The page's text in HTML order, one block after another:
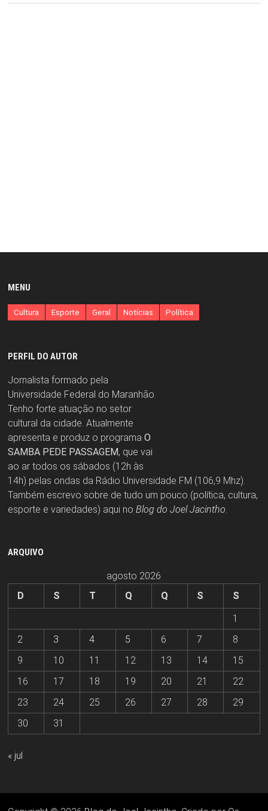
MENU
Cultura Esporte Geral Notícias Política
PERFIL DO AUTOR
Jornalista formado pela
Universidade Federal do Maranhão.
Tenho forte atuação no setor
cultural da cidade. Atualmente
apresenta e produz o programa O
SAMBA PEDE PASSAGEM, que vai
ao ar todos os sábados (12h às
14h) pelas ondas da Rádio Universidade FM (106,9 Mhz).
Também escrevo sobre de tudo um pouco (política, cultura,
esporte e variedades) aqui no Blog do Joel Jacintho
ARQUIVO
agosto 2026
D
S T Q Q S
S
1
2
3 4 5 6 7
8
9
10 11 12 13 14
15
16
17 18 19 20 21
22
23
24 25 26 27 28
29
30
31
« jul